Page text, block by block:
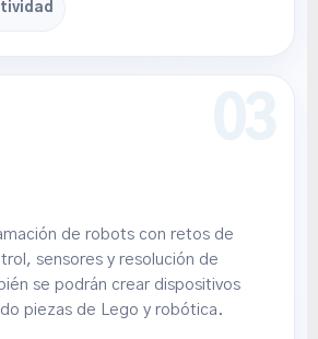
de robots con retos de
sensores y resolución de
se podrán crear dispositivos
piezas de Lego y robótica.